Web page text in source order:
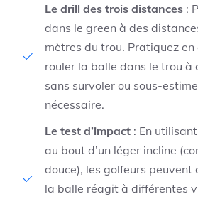
Le drill des trois distances :
dans le green à des
mètres du trou. Pratiquez
rouler la balle dans le trou à
sans survoler ou sous-
nécessaire.
Le test d’impact : En
au bout d’un léger incline
douce), les golfeurs peuvent
la balle réagit à différentes